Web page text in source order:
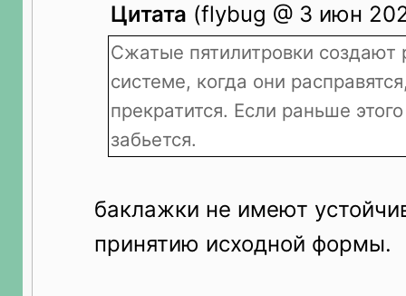
Цитата (flybug @ 3 июн
Сжатые пятилитровки создают
системе, когда они
прекратится. Если раньше
забьется.
баклажки не имеют
принятию исходной формы.